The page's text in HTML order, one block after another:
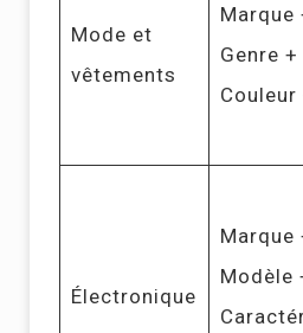
Mode et
vêtements
Marque
Genre +
Couleur
Électronique
Marque
Modèle